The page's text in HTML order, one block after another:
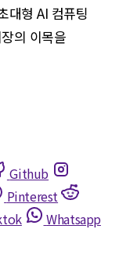
대형 AI 컴퓨팅
의 이목을
Github
Pinterest
Whatsapp